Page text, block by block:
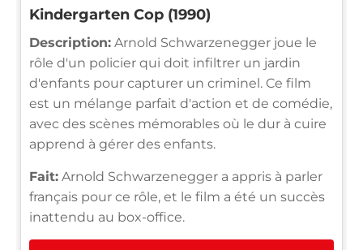
Kindergarten Cop (1990)
Description: Arnold Schwarzenegger joue le
rôle d'un policier qui doit infiltrer un jardin
d'enfants pour capturer un criminel. Ce film
est un mélange parfait d'action et de comédie,
avec des scènes mémorables où le dur à cuire
apprend à gérer des enfants.
Fait: Arnold Schwarzenegger a appris à parler
français pour ce rôle, et le film a été un succès
inattendu au box-office.